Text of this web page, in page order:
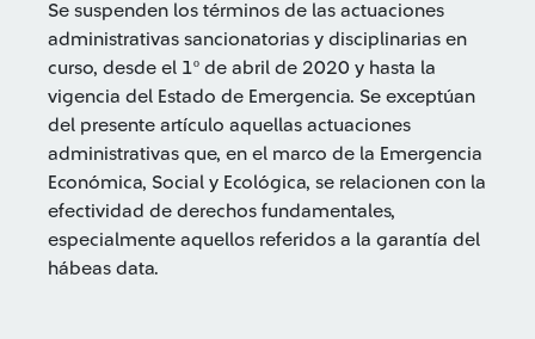
Se suspenden los términos de las actuaciones
administrativas sancionatorias y disciplinarias en
curso, desde el 1º de abril de 2020 y hasta la
vigencia del Estado de Emergencia. Se exceptúan
del presente artículo aquellas actuaciones
administrativas que, en el marco de la Emergencia
Económica, Social y Ecológica, se relacionen con la
efectividad de derechos fundamentales,
especialmente aquellos referidos a la garantía del
hábeas data.